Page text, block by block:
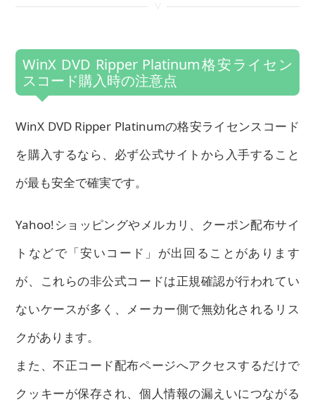
WinX DVD Ripper Platinum格安ライセン
スコード購入時の注意点
WinX DVD Ripper Platinumの格安ライセンスコード
を購入するなら、必ず公式サイトから入手すること
が最も安全で確実です。
Yahoo!ショッピングやメルカリ、クーポン配布サイ
トなどで「安いコード」が出回ることがあります
が、これらの非公式コードは正規確認が行われてい
ないケースが多く、メーカー側で無効化されるリス
クがあります。
また、不正コード配布ページへアクセスするだけで
クッキーが保存され、個人情報の漏えいにつながる